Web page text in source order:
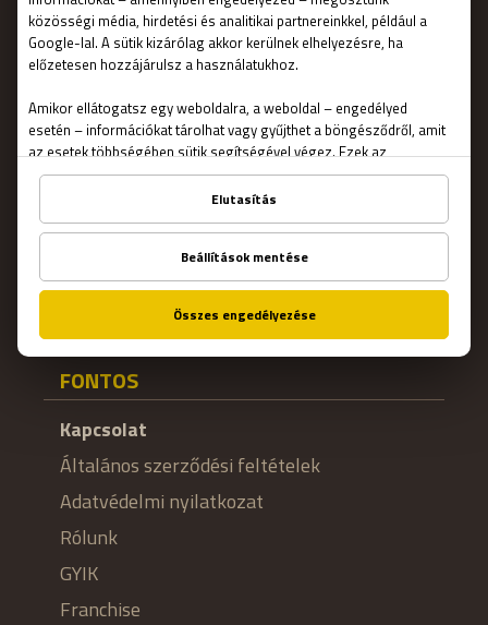
Ajándékutalvány
Foglalás
Hogyan működik?
Szabadulószobák
Csapatépítő
FONTOS
Kapcsolat
Általános szerződési feltételek
Adatvédelmi nyilatkozat
Rólunk
GYIK
Franchise